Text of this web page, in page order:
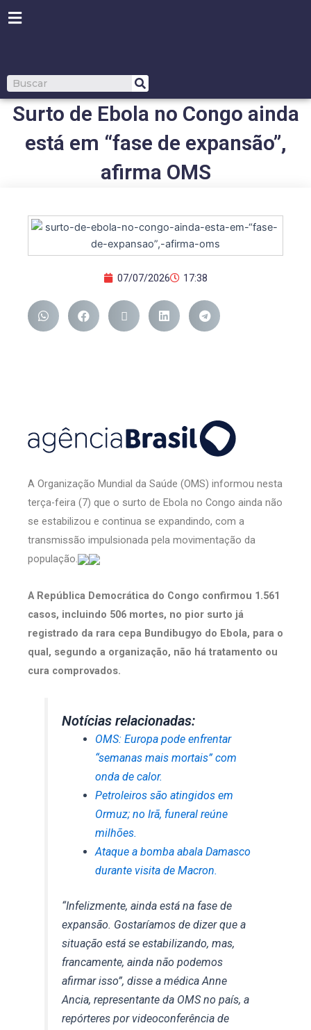
para
Pesquisar
Surto de Ebola no Congo ainda
está em “fase de expansão”,
afirma OMS
07/07/2026 17:38
A Organização Mundial da Saúde (OMS) informou nesta
terça-feira (7) que o surto de Ebola no Congo ainda não
se estabilizou e continua se expandindo, com a
transmissão impulsionada pela movimentação da
população.
A República Democrática do Congo confirmou 1.561
casos, incluindo 506 mortes, no pior surto já
registrado da rara cepa Bundibugyo do Ebola, para o
qual, segundo a organização, não há tratamento ou
cura comprovados.
Notícias relacionadas:
OMS: Europa pode enfrentar
“semanas mais mortais” com
onda de calor.
Petroleiros são atingidos em
Ormuz; no Irã, funeral reúne
milhões.
Ataque a bomba abala Damasco
durante visita de Macron.
“Infelizmente, ainda está na fase de
expansão. Gostaríamos de dizer que a
situação está se estabilizando, mas,
francamente, ainda não podemos
afirmar isso”, disse a médica Anne
Ancia, representante da OMS no país, a
repórteres por videoconferência de